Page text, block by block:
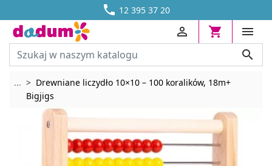
 12 395 37 20
DOSTAWA OD 13,70 ZŁ





... Rozwiń breadcrumbs
Drewniane liczydło 10×10 – 100 koralików, 18m+
Bigjigs